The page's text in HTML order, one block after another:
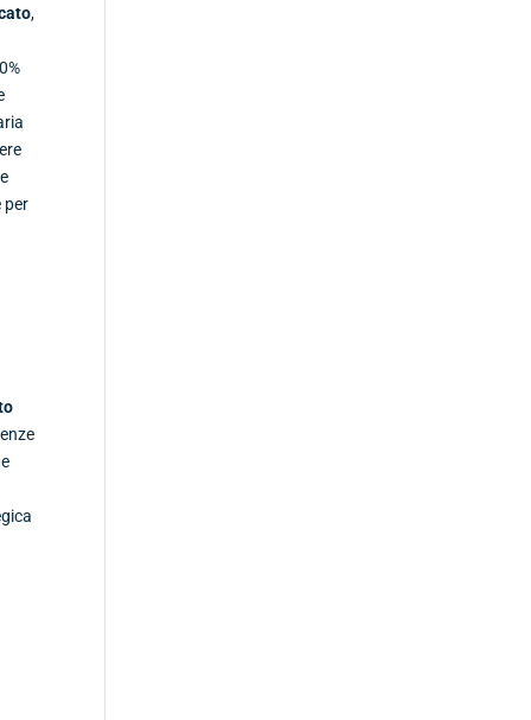
,
per